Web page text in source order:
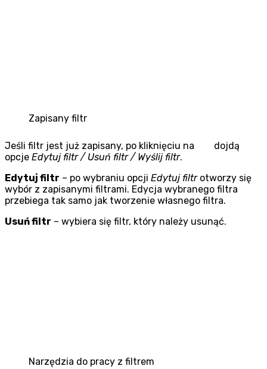
Zapisany filtr
Jeśli filtr jest już zapisany, po kliknięciu na
dojdą
opcje Edytuj filtr / Usuń filtr / Wyślij filtr.
Edytuj filtr – po wybraniu opcji Edytuj filtrotworzy się
wybór z zapisanymi filtrami. Edycja wybranego filtra
przebiega tak samo jak tworzenie własnego filtra.
Usuń filtr – wybiera się filtr, który należy usunąć.
Narzędzia do pracy z filtrem